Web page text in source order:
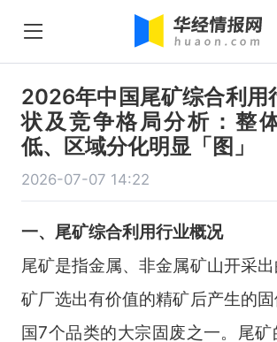
2026年中国尾矿综合利用
状及竞争格局分析：整
低、区域分化明显「图」
2026-07-07 14:22
一、 尾矿综合利用行业概况
尾矿是指金属、非金属矿山开采
矿厂选出有价值的精矿后产生的
国7个品类的大宗固废之一。尾矿